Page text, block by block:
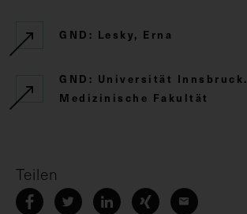
GND: Lesky, Erna
GND: Universität Innsbruck.
Medizinische Fakultät
Teilen